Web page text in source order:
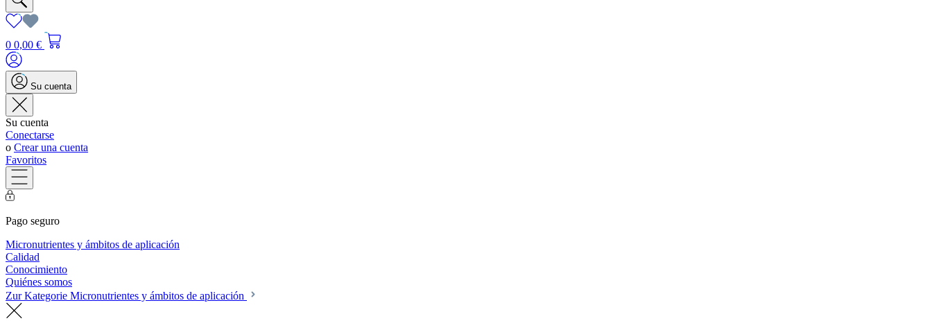
0 0,00 €
Su cuenta
Su cuenta
Conectarse
o Crear una cuenta
Favoritos
Pago seguro
Micronutrientes y ámbitos de aplicación
Calidad
Conocimiento
Quiénes somos
Zur Kategorie Micronutrientes y ámbitos de aplicación